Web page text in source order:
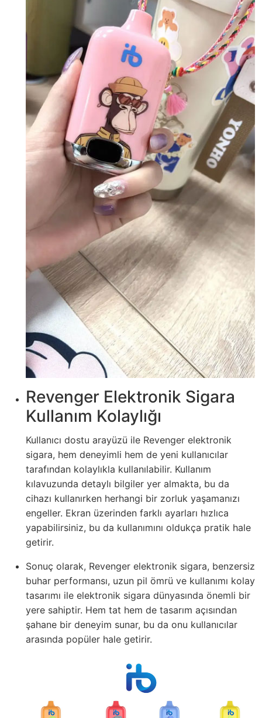
Revenger Elektronik Sigara
Kullanım Kolaylığı
Kullanıcı dostu arayüzü ile Revenger elektronik
sigara, hem deneyimli hem de yeni kullanıcılar
tarafından kolaylıkla kullanılabilir. Kullanım
kılavuzunda detaylı bilgiler yer almakta, bu da
cihazı kullanırken herhangi bir zorluk yaşamanızı
engeller. Ekran üzerinden farklı ayarları hızlıca
yapabilirsiniz, bu da kullanımını oldukça pratik hale
getirir.
Sonuç olarak, Revenger elektronik sigara, benzersiz
buhar performansı, uzun pil ömrü ve kullanımı kolay
tasarımı ile elektronik sigara dünyasında önemli bir
yere sahiptir. Hem tat hem de tasarım açısından
şahane bir deneyim sunar, bu da onu kullanıcılar
arasında popüler hale getirir.